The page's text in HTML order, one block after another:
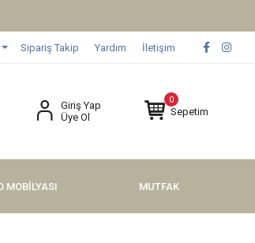
Sipariş Takip Yardım İletişim
Giriş Yap
Üye Ol
0
Sepetim
MOBİLYASI MUTFAK